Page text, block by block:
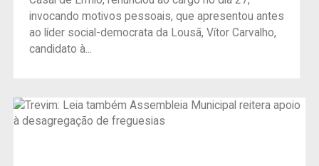
invocando motivos pessoais, que apresentou antes
ao líder social-democrata da Lousã, Vítor Carvalho,
candidato à...